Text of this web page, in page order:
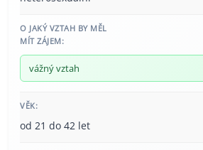
O JAKÝ VZTAH BY MĚL
MÍT ZÁJEM:
vážný vztah
VĚK:
od 21 do 42 let